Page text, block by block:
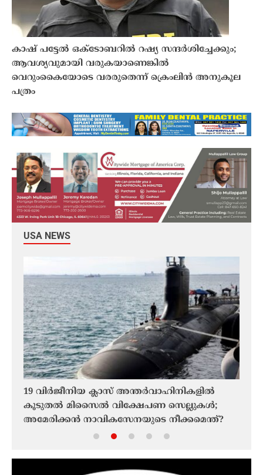
കാഷ് പട്ടേൽ ഒക്ടോബറിൽ റഷ്യ സന്ദർശിച്ചേക്കും;
ആവശ്യവുമായി വരുകയാണെങ്കിൽ
വെറുംകൈയോടെ വരരുതെന്ന് ക്രെംലിൻ അനുകൂല
പത്രം
USA NEWS
19 വിർജീനിയ ക്ലാസ് അന്തർവാഹിനികളിൽ
കൂടുതൽ മിസൈൽ വിക്ഷേപണ സെല്ലുകൾ;
അമേരിക്കൻ നാവികസേനയുടെ നീക്കമെന്ത്?